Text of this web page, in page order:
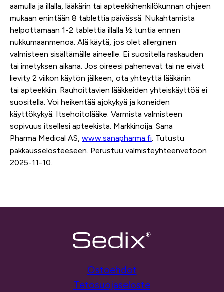
aamulla ja illalla, lääkärin tai apteekkihenkilökunnan ohjeen
mukaan enintään 8 tablettia päivässä. Nukahtamista
helpottamaan 1-2 tablettia illalla ½ tuntia ennen
nukkumaanmenoa. Älä käytä, jos olet allerginen
valmisteen sisältämälle aineelle. Ei suositella raskauden
tai imetyksen aikana. Jos oireesi pahenevat tai ne eivät
lievity 2 viikon käytön jälkeen, ota yhteyttä lääkäriin
tai apteekkiin. Rauhoittavien lääkkeiden yhteiskäyttöä ei
suositella. Voi heikentää ajokykyä ja koneiden
käyttökykyä. Itsehoitolääke. Varmista valmisteen
sopivuus itsellesi apteekista. Markkinoija: Sana
Pharma Medical AS, www.sanapharma.fi. Tutustu
pakkausselosteeseen. Perustuu valmisteyhteenvetoon
2025-11-10.
Ostoehdot
Tetosuojaseloste